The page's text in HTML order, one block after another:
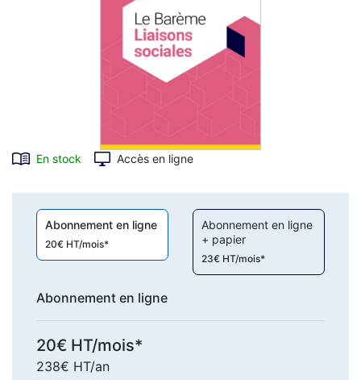
En stock Accès en ligne
Abonnement en ligne
20€ HT/mois*
Abonnement en ligne
+ papier
23€ HT/mois*
Abonnement en ligne
20€ HT/mois*
238€ HT/an